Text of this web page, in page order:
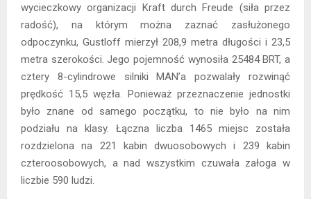
wycieczkowy organizacji Kraft durch Freude (siła przez
radość), na którym można zaznać zasłużonego
odpoczynku, Gustloff mierzył 208,9 metra długości i 23,5
metra szerokości. Jego pojemność wynosiła 25484 BRT, a
cztery 8-cylindrowe silniki MAN’a pozwalały rozwinąć
prędkość 15,5 węzła. Ponieważ przeznaczenie jednostki
było znane od samego początku, to nie było na nim
podziału na klasy. Łączna liczba 1465 miejsc została
rozdzielona na 221 kabin dwuosobowych i 239 kabin
czteroosobowych, a nad wszystkim czuwała załoga w
liczbie 590 ludzi.